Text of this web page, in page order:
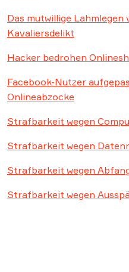
Das mutwillige
Kavaliersdelikt
Hacker bedrohen
Facebook-Nutzer
Onlineabzocke
Strafbarkeit wegen
Strafbarkeit wegen
Strafbarkeit wegen
Strafbarkeit wegen